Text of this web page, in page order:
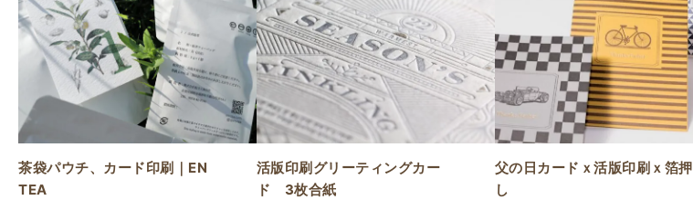
茶袋パウチ、カード印刷｜EN
TEA
活版印刷グリーティングカー
ド 3枚合紙
父の日カードｘ活版印刷ｘ箔押
し